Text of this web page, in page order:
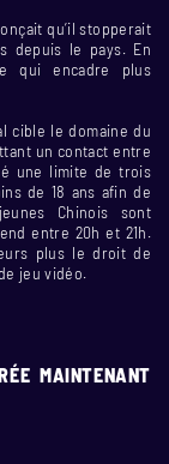
qu’il stopperait
depuis le pays. En
qui encadre plus
cible le domaine du
un contact entre
une limite de trois
de 18 ans afin de
Chinois sont
entre 20h et 21h.
plus le droit de
jeu vidéo.
MAINTENANT